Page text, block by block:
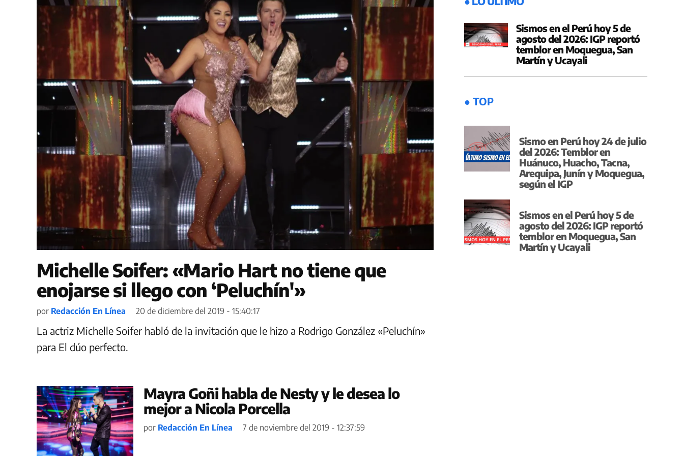
Michelle Soifer: «Mario Hart no tiene que
enojarse si llego con ‘Peluchín'»
por Redacción En Línea 20 de diciembre del 2019 - 15:40:17
La actriz Michelle Soifer habló de la invitación que le hizo a Rodrigo González «Peluchín»
para El dúo perfecto.
Mayra Goñi habla de Nesty y le desea lo
mejor a Nicola Porcella
por Redacción En Línea 7 de noviembre del 2019 - 12:37:59
Sismos en el Perú hoy 5 de
agosto del 2026: IGP reportó
temblor en Moquegua, San
Martín y Ucayali
● TOP
Sismo en Perú hoy 24 de julio
del 2026: Temblor en
Huánuco, Huacho, Tacna,
Arequipa, Junín y Moquegua,
según el IGP
Sismos en el Perú hoy 5 de
agosto del 2026: IGP reportó
temblor en Moquegua, San
Martín y Ucayali